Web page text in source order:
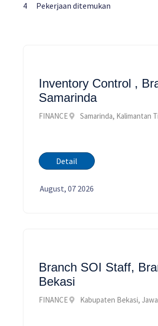
4 Pekerjaan ditemukan
Inventory Control ,
Samarinda
FINANCE Samarinda, Kalimantan
Detail
August, 07 2026
Branch SOI Staff,
Bekasi
FINANCE Kabupaten Bekasi,